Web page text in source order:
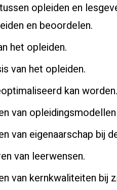
opleiden en
en beoordelen.
het opleiden.
van het opleiden.
kan worden.
van
van eigenaarschap bij
van leerwensen.
van kernkwaliteiten bij